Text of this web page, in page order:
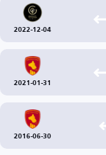
2022-12-04
2021-01-31
2016-06-30